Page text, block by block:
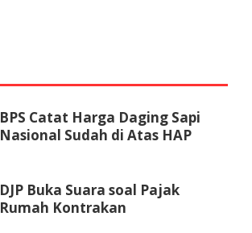
BPS Catat Harga Daging Sapi
Nasional Sudah di Atas HAP
DJP Buka Suara soal Pajak
Rumah Kontrakan